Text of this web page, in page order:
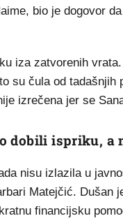
bio je dogovor
iza zatvorenih
su čula od
izrečena jer se
dobili ispriku,
nisu izlazila u
Matejčić. Dušan
financijsku